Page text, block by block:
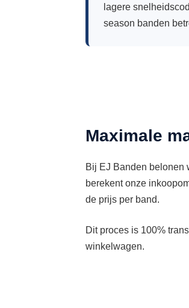
lagere
season banden
Maximale
Bij EJ Banden belonen
berekent onze
de prijs per band.
Dit proces is 100%
winkelwagen.